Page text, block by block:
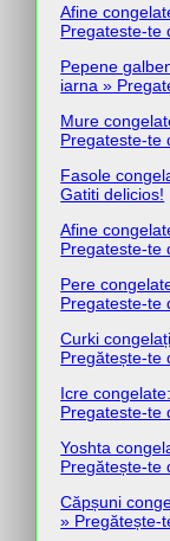
Afine
Pregateste-te
Pepene
iarna »
Mure
Pregateste-te
Fasole
Gatiti delicios!
Afine
Pregateste-te
Pere
Pregateste-te
Curki
Pregătește-te
Icre
Pregateste-te
Yoshta
Pregătește-te
Căpșuni
» Pregătește-